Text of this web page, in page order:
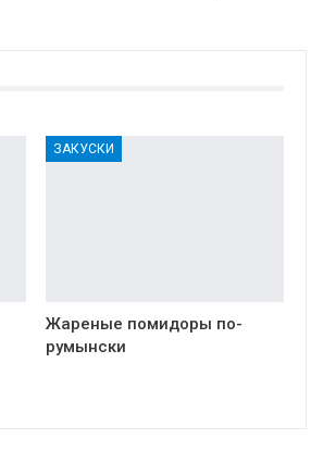
ЗАКУСКИ
Жареные помидоры по-
румынски